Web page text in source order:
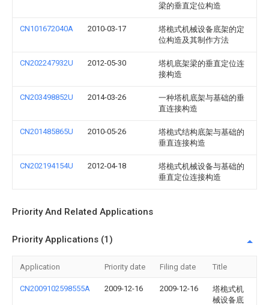
梁的垂直定位构造
CN101672040A 2010-03-17
塔桅式机械设备底架的定
位构造及其制作方法
CN202247932U 2012-05-30
塔机底架梁的垂直定位连
接构造
CN203498852U 2014-03-26
一种塔机底架与基础的垂
直连接构造
CN201485865U 2010-05-26
塔桅式结构底架与基础的
垂直连接构造
CN202194154U 2012-04-18
塔桅式机械设备与基础的
垂直定位连接构造
Priority And Related Applications
Priority Applications (1)
Application Priority date Filing date Title
CN2009102598555A 2009-12-16 2009-12-16
塔桅式机
械设备底